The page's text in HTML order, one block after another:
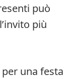
può
più
una festa